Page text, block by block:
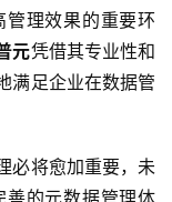
理效果的重要环
元凭借其专业性和
满足企业在数据管
必将愈加重要，未